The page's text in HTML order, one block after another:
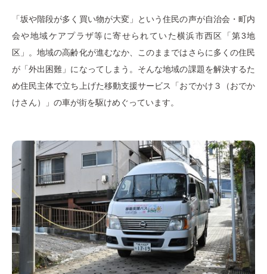
「坂や階段が多く買い物が大変」という住民の声が自治会・町内
会や地域ケアプラザ等に寄せられていた横浜市西区「第3地
区」。地域の高齢化が進むなか、このままではさらに多くの住民
が「外出困難」になってしまう。そんな地域の課題を解決するた
め住民主体で立ち上げた移動支援サービス「おでかけ３（おでか
けさん）」の車が街を駆けめぐっています。